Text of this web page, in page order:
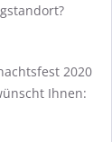
2020
Ihnen: